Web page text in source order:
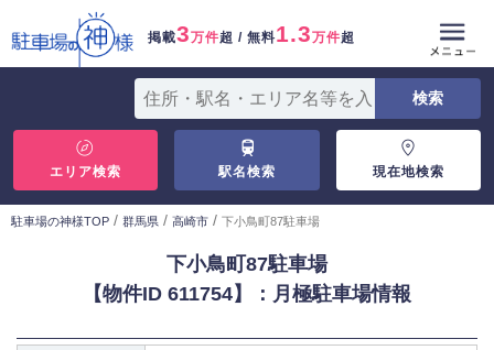
掲載3万件超 / 無料1.3万件超
エリア検索 駅名検索 現在地検索
駐車場の神様TOP / 群馬県 / 高崎市 / 下小鳥町87駐車場
下小鳥町87駐車場
【物件ID 611754】：月極駐車場情報